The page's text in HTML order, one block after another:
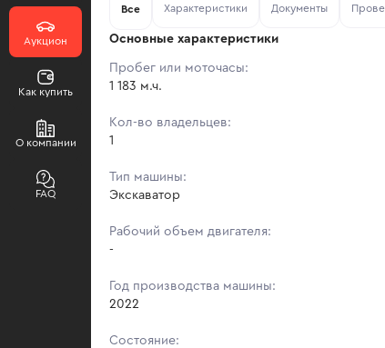
Аукцион
Как купить
О компании
FAQ
Все Характеристики Документы
Основные характеристики
Пробег или моточасы:
1 183 м.ч.
Кол-во владельцев:
1
Тип машины:
Экскаватор
Рабочий объем двигателя:
-
Год производства машины:
2022
Состояние: